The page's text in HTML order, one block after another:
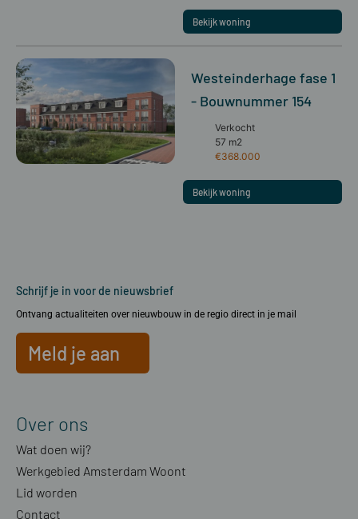
Bekijk woning
Westeinderhage fase 1
- Bouwnummer 154
Verkocht
57 m2
€368.000
Bekijk woning
Schrijf je in voor de nieuwsbrief
Ontvang actualiteiten over nieuwbouw in de regio direct in je mail
Meld je aan
Over ons
Wat doen wij?
Werkgebied Amsterdam Woont
Lid worden
Contact